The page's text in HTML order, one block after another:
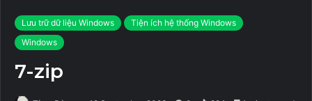
Lưu trữ dữ liệu Windows
Tiện ích hệ thống Windows
Windows
7-zip